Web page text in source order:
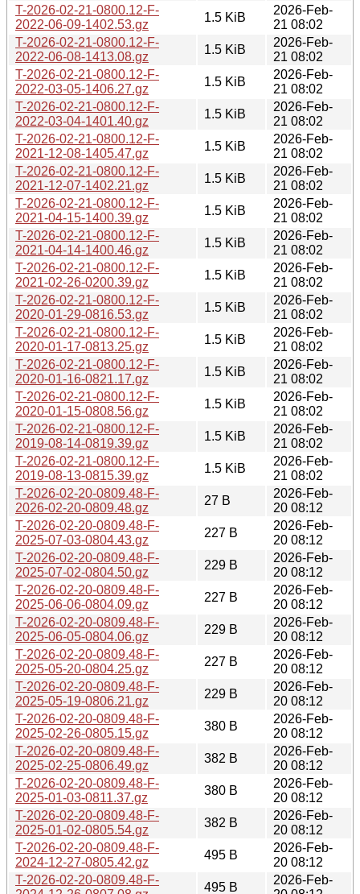
T-2026-02-21-0800.12-F-
2022-06-09-1402.53.gz
1.5 KiB
2026-Feb-
21 08:02
T-2026-02-21-0800.12-F-
2022-06-08-1413.08.gz
1.5 KiB
2026-Feb-
21 08:02
T-2026-02-21-0800.12-F-
2022-03-05-1406.27.gz
1.5 KiB
2026-Feb-
21 08:02
T-2026-02-21-0800.12-F-
2022-03-04-1401.40.gz
1.5 KiB
2026-Feb-
21 08:02
T-2026-02-21-0800.12-F-
2021-12-08-1405.47.gz
1.5 KiB
2026-Feb-
21 08:02
T-2026-02-21-0800.12-F-
2021-12-07-1402.21.gz
1.5 KiB
2026-Feb-
21 08:02
T-2026-02-21-0800.12-F-
2021-04-15-1400.39.gz
1.5 KiB
2026-Feb-
21 08:02
T-2026-02-21-0800.12-F-
2021-04-14-1400.46.gz
1.5 KiB
2026-Feb-
21 08:02
T-2026-02-21-0800.12-F-
2021-02-26-0200.39.gz
1.5 KiB
2026-Feb-
21 08:02
T-2026-02-21-0800.12-F-
2020-01-29-0816.53.gz
1.5 KiB
2026-Feb-
21 08:02
T-2026-02-21-0800.12-F-
2020-01-17-0813.25.gz
1.5 KiB
2026-Feb-
21 08:02
T-2026-02-21-0800.12-F-
2020-01-16-0821.17.gz
1.5 KiB
2026-Feb-
21 08:02
T-2026-02-21-0800.12-F-
2020-01-15-0808.56.gz
1.5 KiB
2026-Feb-
21 08:02
T-2026-02-21-0800.12-F-
2019-08-14-0819.39.gz
1.5 KiB
2026-Feb-
21 08:02
T-2026-02-21-0800.12-F-
2019-08-13-0815.39.gz
1.5 KiB
2026-Feb-
21 08:02
T-2026-02-20-0809.48-F-
2026-02-20-0809.48.gz
27 B
2026-Feb-
20 08:12
T-2026-02-20-0809.48-F-
2025-07-03-0804.43.gz
227 B
2026-Feb-
20 08:12
T-2026-02-20-0809.48-F-
2025-07-02-0804.50.gz
229 B
2026-Feb-
20 08:12
T-2026-02-20-0809.48-F-
2025-06-06-0804.09.gz
227 B
2026-Feb-
20 08:12
T-2026-02-20-0809.48-F-
2025-06-05-0804.06.gz
229 B
2026-Feb-
20 08:12
T-2026-02-20-0809.48-F-
2025-05-20-0804.25.gz
227 B
2026-Feb-
20 08:12
T-2026-02-20-0809.48-F-
2025-05-19-0806.21.gz
229 B
2026-Feb-
20 08:12
T-2026-02-20-0809.48-F-
2025-02-26-0805.15.gz
380 B
2026-Feb-
20 08:12
T-2026-02-20-0809.48-F-
2025-02-25-0806.49.gz
382 B
2026-Feb-
20 08:12
T-2026-02-20-0809.48-F-
2025-01-03-0811.37.gz
380 B
2026-Feb-
20 08:12
T-2026-02-20-0809.48-F-
2025-01-02-0805.54.gz
382 B
2026-Feb-
20 08:12
T-2026-02-20-0809.48-F-
2024-12-27-0805.42.gz
495 B
2026-Feb-
20 08:12
T-2026-02-20-0809.48-F-
495 B
2026-Feb-